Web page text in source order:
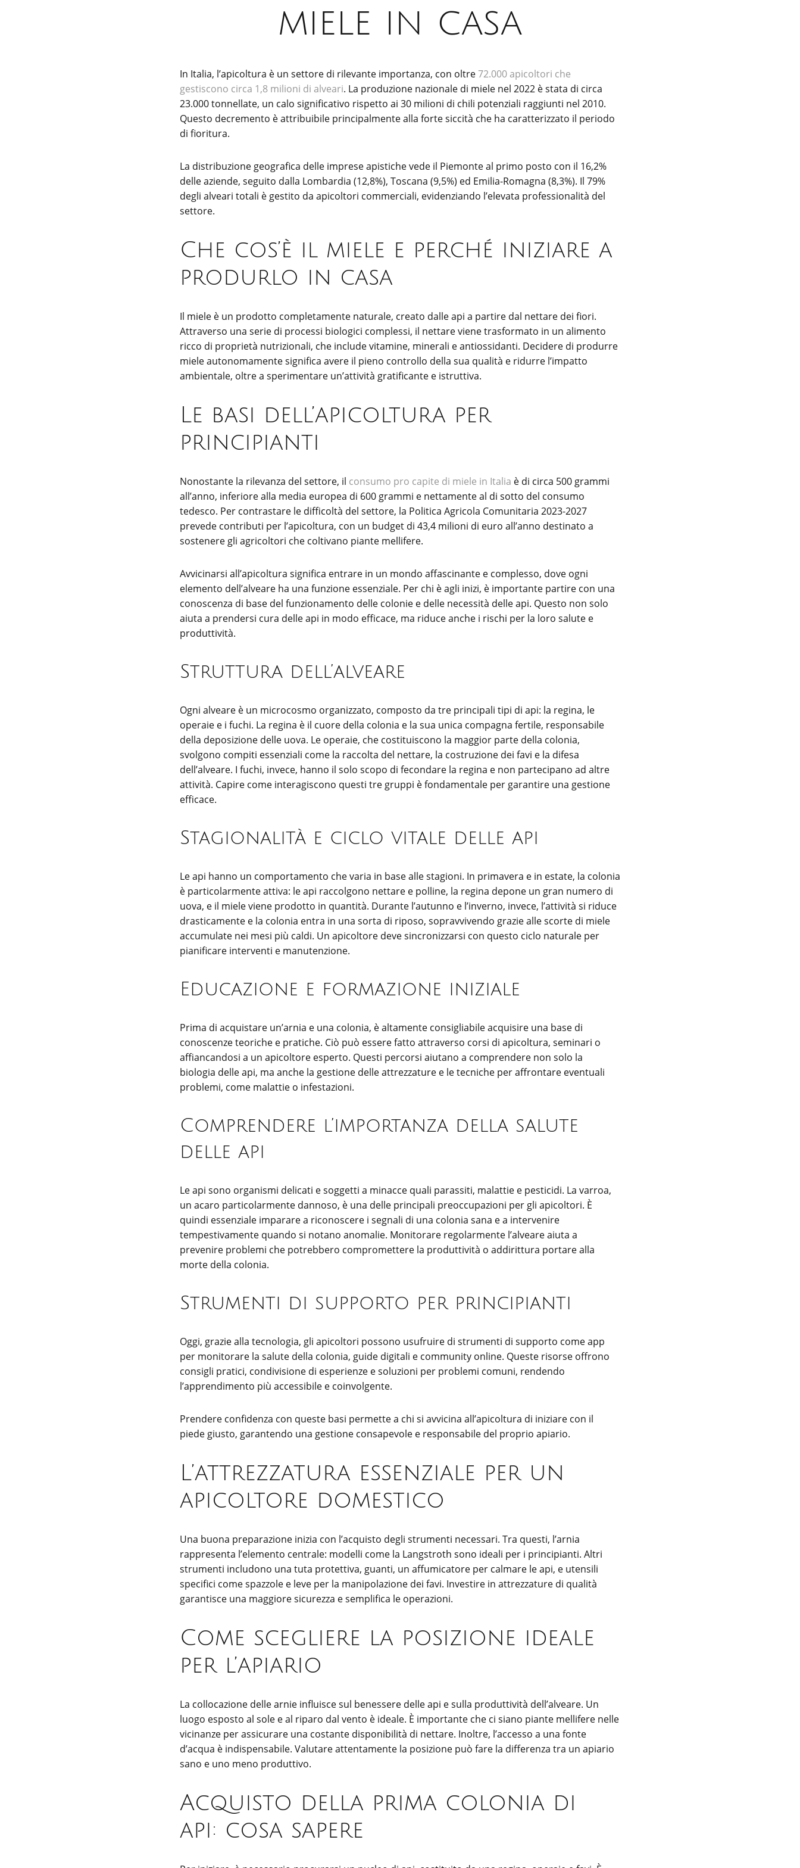
miele in casa
In Italia, l’apicoltura è un settore di rilevante importanza, con oltre72.000 apicoltori che
gestiscono circa 1,8 milioni di alveari. La produzione nazionale di miele nel 2022 è stata di circa
23.000 tonnellate, un calo significativo rispetto ai 30 milioni di chili potenziali raggiunti nel 2010.
Questo decremento è attribuibile principalmente alla forte siccità che ha caratterizzato il periodo
di fioritura.
La distribuzione geografica delle imprese apistiche vede il Piemonte al primo posto con il 16,2%
delle aziende, seguito dalla Lombardia (12,8%), Toscana (9,5%) ed Emilia-Romagna (8,3%). Il 79%
degli alveari totali è gestito da apicoltori commerciali, evidenziando l’elevata professionalità del
settore.
Che cos’è il miele e perché iniziare a
produrlo in casa
Il miele è un prodotto completamente naturale, creato dalle api a partire dal nettare dei fiori.
Attraverso una serie di processi biologici complessi, il nettare viene trasformato in un alimento
ricco di proprietà nutrizionali, che include vitamine, minerali e antiossidanti. Decidere di produrre
miele autonomamente significa avere il pieno controllo della sua qualità e ridurre l’impatto
ambientale, oltre a sperimentare un’attività gratificante e istruttiva.
Le basi dell’apicoltura per
principianti
Nonostante la rilevanza del settore, il consumo pro capite di miele in Italia è di circa 500 grammi
all’anno, inferiore alla media europea di 600 grammi e nettamente al di sotto del consumo
tedesco. Per contrastare le difficoltà del settore, la Politica Agricola Comunitaria 2023-2027
prevede contributi per l’apicoltura, con un budget di 43,4 milioni di euro all’anno destinato a
sostenere gli agricoltori che coltivano piante mellifere.
Avvicinarsi all’apicoltura significa entrare in un mondo affascinante e complesso, dove ogni
elemento dell’alveare ha una funzione essenziale. Per chi è agli inizi, è importante partire con una
conoscenza di base del funzionamento delle colonie e delle necessità delle api. Questo non solo
aiuta a prendersi cura delle api in modo efficace, ma riduce anche i rischi per la loro salute e
produttività.
Struttura dell’alveare
Ogni alveare è un microcosmo organizzato, composto da tre principali tipi di api: la regina, le
operaie e i fuchi. La regina è il cuore della colonia e la sua unica compagna fertile, responsabile
della deposizione delle uova. Le operaie, che costituiscono la maggior parte della colonia,
svolgono compiti essenziali come la raccolta del nettare, la costruzione dei favi e la difesa
dell’alveare. I fuchi, invece, hanno il solo scopo di fecondare la regina e non partecipano ad altre
attività. Capire come interagiscono questi tre gruppi è fondamentale per garantire una gestione
efficace.
Stagionalità e ciclo vitale delle api
Le api hanno un comportamento che varia in base alle stagioni. In primavera e in estate, la colonia
è particolarmente attiva: le api raccolgono nettare e polline, la regina depone un gran numero di
uova, e il miele viene prodotto in quantità. Durante l’autunno e l’inverno, invece, l’attività si riduce
drasticamente e la colonia entra in una sorta di riposo, sopravvivendo grazie alle scorte di miele
accumulate nei mesi più caldi. Un apicoltore deve sincronizzarsi con questo ciclo naturale per
pianificare interventi e manutenzione.
Educazione e formazione iniziale
Prima di acquistare un’arnia e una colonia, è altamente consigliabile acquisire una base di
conoscenze teoriche e pratiche. Ciò può essere fatto attraverso corsi di apicoltura, seminari o
affiancandosi a un apicoltore esperto. Questi percorsi aiutano a comprendere non solo la
biologia delle api, ma anche la gestione delle attrezzature e le tecniche per affrontare eventuali
problemi, come malattie o infestazioni.
Comprendere l’importanza della salute
delle api
Le api sono organismi delicati e soggetti a minacce quali parassiti, malattie e pesticidi. La varroa,
un acaro particolarmente dannoso, è una delle principali preoccupazioni per gli apicoltori. È
quindi essenziale imparare a riconoscere i segnali di una colonia sana e a intervenire
tempestivamente quando si notano anomalie. Monitorare regolarmente l’alveare aiuta a
prevenire problemi che potrebbero compromettere la produttività o addirittura portare alla
morte della colonia.
Strumenti di supporto per principianti
Oggi, grazie alla tecnologia, gli apicoltori possono usufruire di strumenti di supporto come app
per monitorare la salute della colonia, guide digitali e community online. Queste risorse offrono
consigli pratici, condivisione di esperienze e soluzioni per problemi comuni, rendendo
l’apprendimento più accessibile e coinvolgente.
Prendere confidenza con queste basi permette a chi si avvicina all’apicoltura di iniziare con il
piede giusto, garantendo una gestione consapevole e responsabile del proprio apiario.
L’attrezzatura essenziale per un
apicoltore domestico
Una buona preparazione inizia con l’acquisto degli strumenti necessari. Tra questi, l’arnia
rappresenta l’elemento centrale: modelli come la Langstroth sono ideali per i principianti. Altri
strumenti includono una tuta protettiva, guanti, un affumicatore per calmare le api, e utensili
specifici come spazzole e leve per la manipolazione dei favi. Investire in attrezzature di qualità
garantisce una maggiore sicurezza e semplifica le operazioni.
Come scegliere la posizione ideale
per l’apiario
La collocazione delle arnie influisce sul benessere delle api e sulla produttività dell’alveare. Un
luogo esposto al sole e al riparo dal vento è ideale. È importante che ci siano piante mellifere nelle
vicinanze per assicurare una costante disponibilità di nettare. Inoltre, l’accesso a una fonte
d’acqua è indispensabile. Valutare attentamente la posizione può fare la differenza tra un apiario
sano e uno meno produttivo.
Acquisto della prima colonia di
api: cosa sapere